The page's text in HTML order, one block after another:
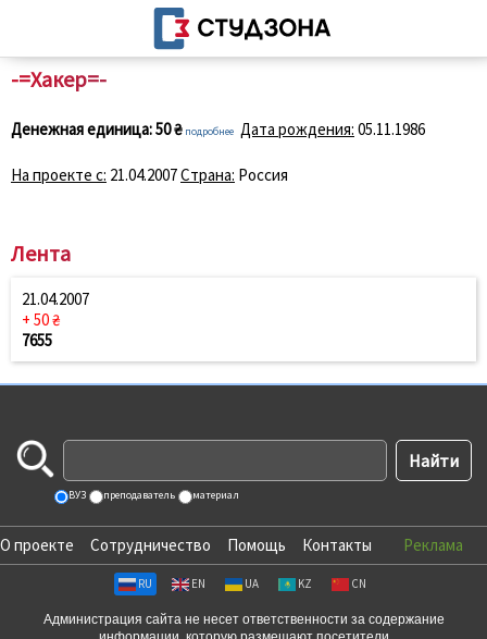
-=Хакер=-
Денежная единица:50 ₴ подробнее Дата рождения: 05.11.1986
На проекте с: 21.04.2007Страна: Россия
Лента
21.04.2007
+ 50 ₴
7655
ВУЗ преподаватель материал
О проекте Сотрудничество Помощь Контакты Реклама
RU EN UA KZ CN
Администрация сайта не несет ответственности за содержание